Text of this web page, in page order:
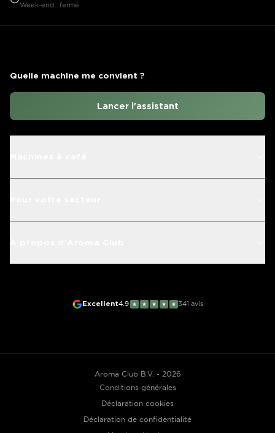
Week-end : fermé
Quelle machine me convient ?
Lancer l'assistant
Excellent4.9 ★ ★ ★ ★ ★ 341 avis
Aroma Club B.V. - 2026
Conditions générales
Déclaration cookies
Déclaration de confidentialité